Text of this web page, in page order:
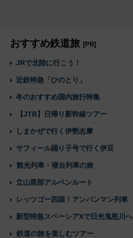
おすすめ鉄道旅 [PR]
JRで北陸に行こう！
近鉄特急「ひのとり」
冬のおすすめ国内旅行特集
【JTB】日帰り新幹線ツアー
しまかぜで行く伊勢志摩
サフィール踊り子号で行く伊豆
観光列車・寝台列車の旅
立山黒部アルペンルート
レッツゴー四国！アンパンマン列車
新型特急スペーシアXで日光鬼怒川へ
鉄道の旅を楽しむツアー